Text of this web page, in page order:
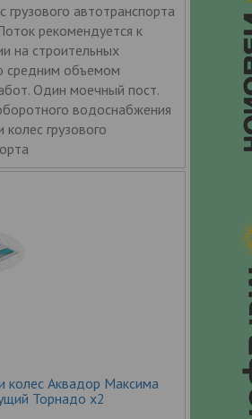
грузового автотранспорта
рекомендуется к
на строительных
средним объемом
Один моечный пост.
водоснабжения
колес грузового
колес Аквадор Максима
Торнадо x2